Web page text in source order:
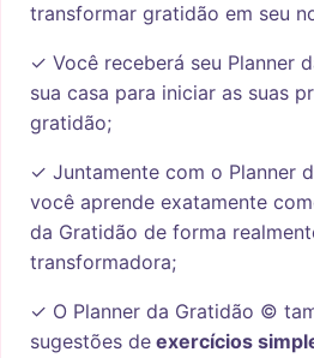
transformar gratidão em seu
✓ Você receberá seu Planner
sua casa para iniciar as suas
gratidão;
✓ Juntamente com o Planner
você aprende exatamente
da Gratidão de forma
transformadora;
✓ O Planner da Gratidão ©
sugestões de exercícios